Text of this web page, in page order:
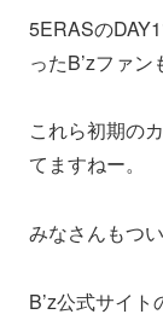
5ERASの
ったB’zファン
これら初期の
てますねー。
みなさんもつ
B’z公式サイ